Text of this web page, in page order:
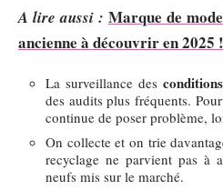
A lire aussi : Marque de
ancienne à découvrir en 2025 !
La surveillance des
des audits plus fréquents.
continue de poser problème,
On collecte et on trie
recyclage ne parvient pas à
neufs mis sur le marché.